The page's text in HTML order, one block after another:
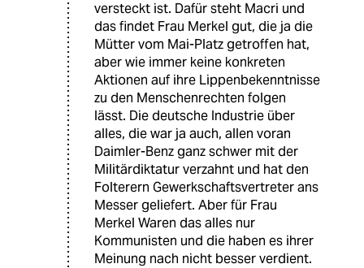
versteckt ist. Dafür steht Macri und
das findet Frau Merkel gut, die ja die
Mütter vom Mai-Platz getroffen hat,
aber wie immer keine konkreten
Aktionen auf ihre Lippenbekenntnisse
zu den Menschenrechten folgen
lässt. Die deutsche Industrie über
alles, die war ja auch, allen voran
Daimler-Benz ganz schwer mit der
Militärdiktatur verzahnt und hat den
Folterern Gewerkschaftsvertreter ans
Messer geliefert. Aber für Frau
Merkel Waren das alles nur
Kommunisten und die haben es ihrer
Meinung nach nicht besser verdient.